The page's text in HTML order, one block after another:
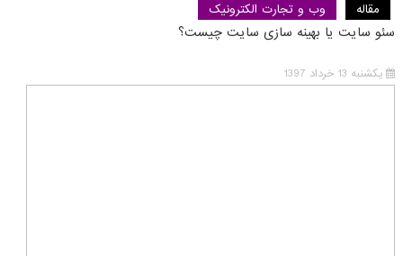
مقاله وب و تجارت الکترونیک
سئو سایت یا بهینه سازی سایت چیست؟
یکشنبه 13 خرداد 1397